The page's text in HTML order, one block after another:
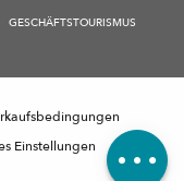
Kommentare
GESCHÄFTSTOURISMUS
Einstellungen